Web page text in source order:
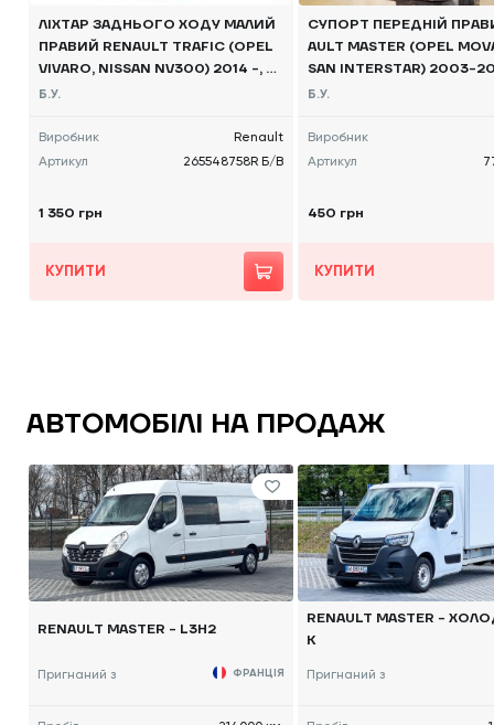
ЛІХТАР ЗАДНЬОГО ХОДУ МАЛИЙ
ПРАВИЙ RENAULT TRAFIC (OPEL
VIVARO, NISSAN NV300) 2014 -, 2
65548758R Б/В
Б.У.
Виробник
Renault
Артикул
265548758R Б/В
1 350 грн
КУПИТИ
СУПОРТ ПЕРЕДНІЙ
AULT MASTER (OPEL
SAN INTERSTAR) 2003-
1208013 Б/В
Б.У.
Виробник
Артикул
450 грн
КУПИТИ
АВТОМОБІЛІ НА ПРОДАЖ
RENAULT MASTER - L3H2
Пригнаний з ФРАНЦІЯ
RENAULT MASTER -
К
Пригнаний з